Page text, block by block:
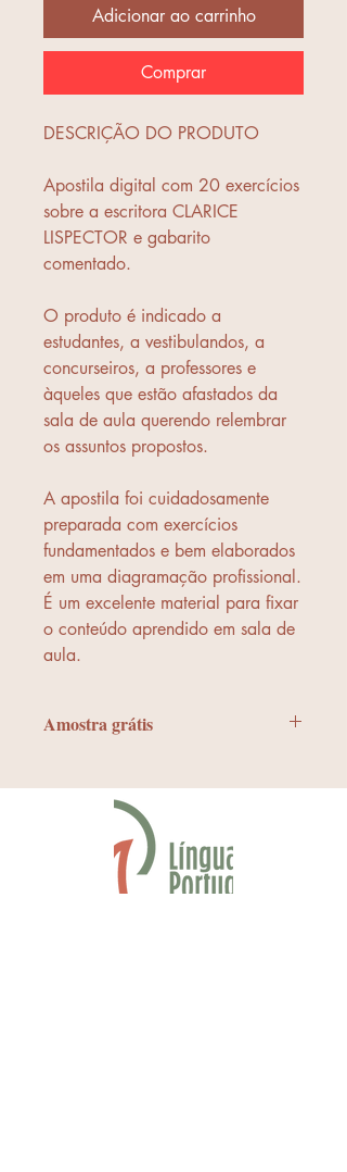
Adicionar ao carrinho
Comprar
DESCRIÇÃO DO PRODUTO
Apostila digital com 20 exercícios
sobre a escritora CLARICE
LISPECTOR e gabarito
comentado.
O produto é indicado a
estudantes, a vestibulandos, a
concurseiros, a professores e
àqueles que estão afastados da
sala de aula querendo relembrar
os assuntos propostos.
A apostila foi cuidadosamente
preparada com exercícios
fundamentados e bem elaborados
em uma diagramação profissional.
É um excelente material para fixar
o conteúdo aprendido em sala de
aula.
Amostra grátis